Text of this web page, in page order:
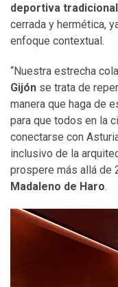
deportiva tradicional
cerrada y hermética,
enfoque contextual.
“Nuestra estrecha
Gijón se trata de
manera que haga de
para que todos en la
conectarse con
inclusivo de la
prospere más allá de
Madaleno de Haro.